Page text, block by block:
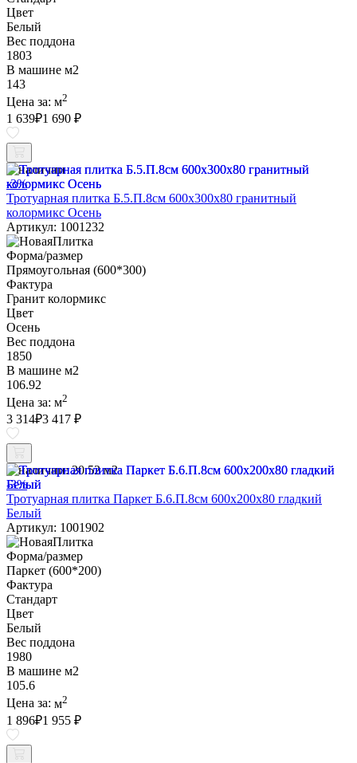
Цвет
Белый
Вес поддона
1803
В машине м2
143
Цена за: м2
1 639₽1 690 ₽
В наличии
-3%
Тротуарная плитка Б.5.П.8см 600х300х80 гранитный
колормикс Осень
Артикул: 1001232
Форма/размер
Прямоугольная (600*300)
Фактура
Гранит колормикс
Цвет
Осень
Вес поддона
1850
В машине м2
106.92
Цена за: м2
3 314₽3 417 ₽
В наличии: 20.52 м2
-3%
Тротуарная плитка Паркет Б.6.П.8см 600х200х80 гладкий
Белый
Артикул: 1001902
Форма/размер
Паркет (600*200)
Фактура
Стандарт
Цвет
Белый
Вес поддона
1980
В машине м2
105.6
Цена за: м2
1 896₽1 955 ₽